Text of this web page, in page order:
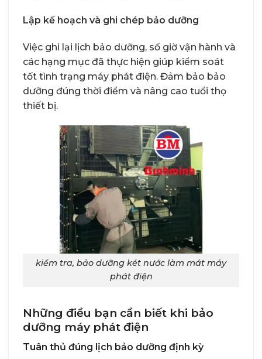
Lập kế hoạch và ghi chép bảo dưỡng
Việc ghi lại lịch bảo dưỡng, số giờ vận hành và
các hạng mục đã thực hiện giúp kiểm soát
tốt tình trạng máy phát điện. Đảm bảo bảo
dưỡng đúng thời điểm và nâng cao tuổi thọ
thiết bị.
kiểm tra, bảo dưỡng két nước làm mát máy
phát điện
Những điều bạn cần biết khi bảo
dưỡng máy phát điện
Tuân thủ đúng lịch bảo dưỡng định kỳ